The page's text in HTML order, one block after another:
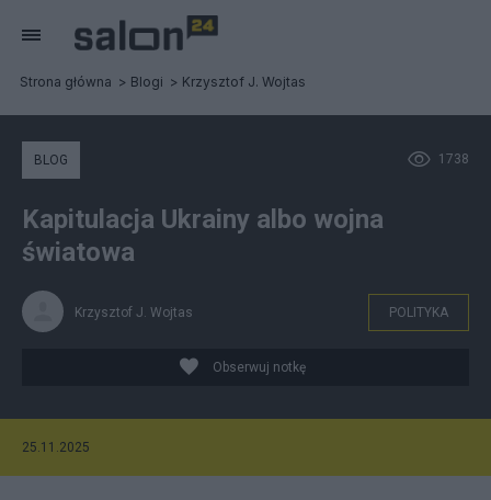
Strona główna Blogi Krzysztof J. Wojtas
1738
BLOG
Kapitulacja Ukrainy albo wojna
światowa
Krzysztof J. Wojtas POLITYKA
Obserwuj notkę
25.11.2025